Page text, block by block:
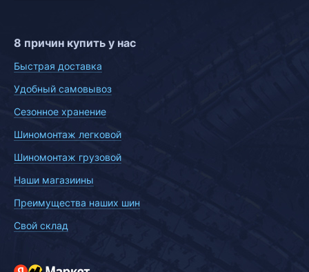
8 причин купить у нас
Быстрая доставка
Удобный самовывоз
Сезонное хранение
Шиномонтаж легковой
Шиномонтаж грузовой
Наши магазиины
Преимущества наших шин
Свой склад